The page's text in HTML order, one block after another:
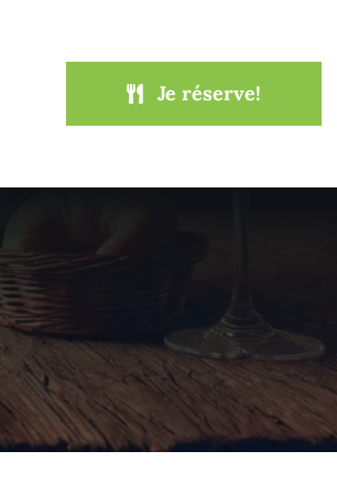
Je réserve!